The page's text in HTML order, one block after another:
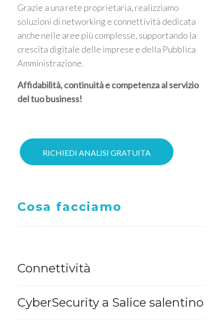
Grazie a una rete proprietaria, realizziamo
soluzioni di networking e connettività dedicata
anche nelle aree più complesse, supportando la
crescita digitale delle imprese e della Pubblica
Amministrazione.
Affidabilità, continuità e competenza al servizio
del tuo business!
RICHIEDI ANALISI GRATUITA
Cosa facciamo
Connettività
CyberSecurity a Salice salentino